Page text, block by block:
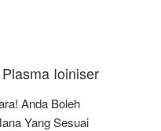
Ioiniser
Anda Boleh
Yang Sesuai